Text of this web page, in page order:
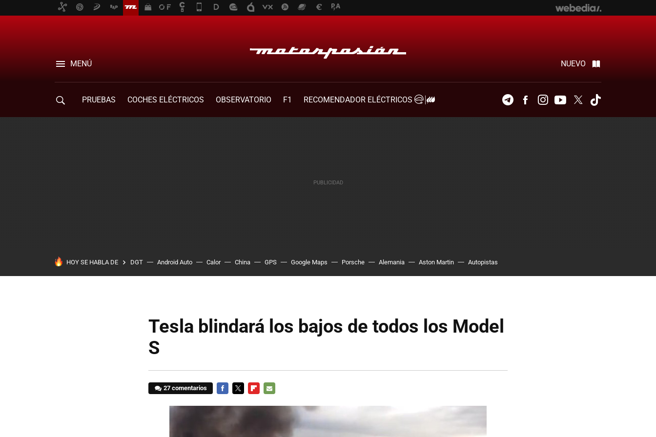
MENÚ NUEVO
PRUEBAS COCHES ELÉCTRICOS OBSERVATORIO F1
RECOMENDADOR ELÉCTRICOS
TelegramFacebookInstagramYoutubeTwitter
HOY SE HABLA DE DGT Android Auto Calor China GPS Google Maps Porsche Alemania Aston Martin Autopistas
Tesla blindará los bajos de todos los Model
S
27 comentarios